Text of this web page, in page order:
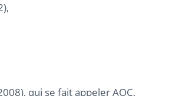
qui se fait appeler AOC,